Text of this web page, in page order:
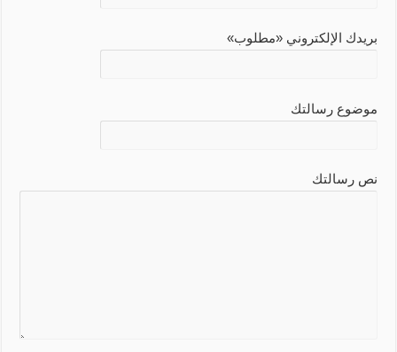
بريدك الإلكتروني «مطلوب»
موضوع رسالتك
نص رسالتك